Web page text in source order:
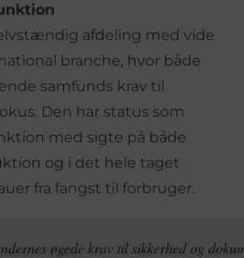
afdeling med vide
branche, hvor både
samfunds krav til
Den har status som
med sigte på både
og i det hele taget
fra fangst til forbruger.
øgede krav til sikkerhed og